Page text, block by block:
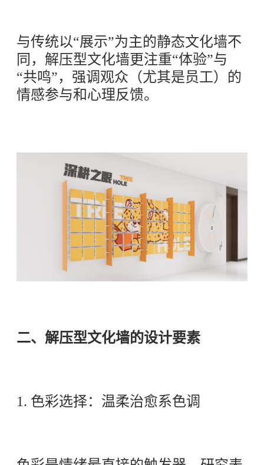
与传统以“展示”为主的静态文化墙不
同，解压型文化墙更注重“体验”与
“共鸣”，强调观众（尤其是员工）的
情感参与和心理反馈。
二、解压型文化墙的设计要素
1. 色彩选择：温柔治愈系色调